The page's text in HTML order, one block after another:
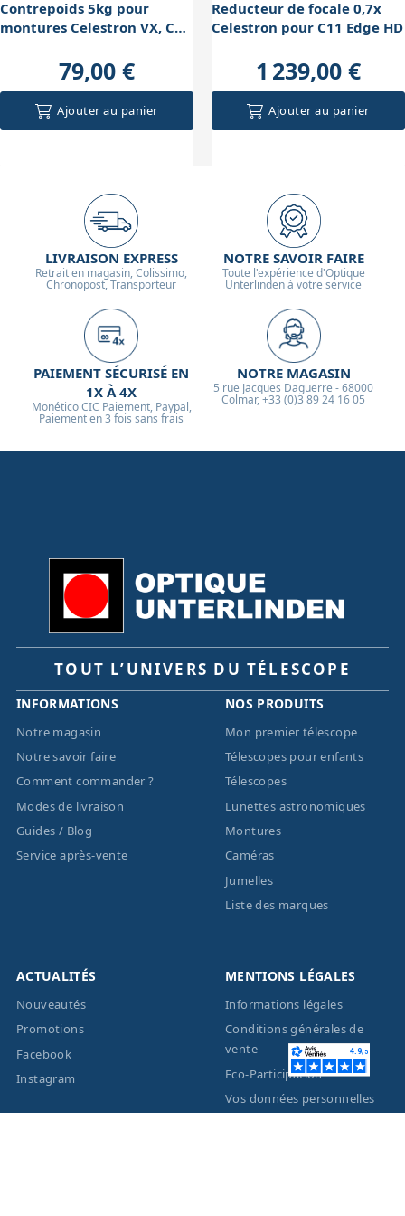
Contrepoids 5kg pour
montures Celestron VX, CG-
79,00 €
Ajouter au panier
Reducteur de focale 0,7x
Celestron pour C11 Edge HD
1 239,00 €
Ajouter au panier
LIVRAISON EXPRESS
Retrait en magasin, Colissimo,
Chronopost, Transporteur
NOTRE SAVOIR FAIRE
Toute l'expérience d'Optique
Unterlinden à votre service
PAIEMENT SÉCURISÉ EN
1X À 4X
Monético CIC Paiement, Paypal,
Paiement en 3 fois sans frais
NOTRE MAGASIN
5 rue Jacques Daguerre - 68000
Colmar, +33 (0)3 89 24 16 05
TOUT L’UNIVERS DU TÉLESCOPE
INFORMATIONS
Notre magasin
Notre savoir faire
Comment commander ?
Modes de livraison
Guides / Blog
Service après-vente
NOS PRODUITS
Mon premier télescope
Télescopes pour enfants
Télescopes
Lunettes astronomiques
Montures
Caméras
Jumelles
Liste des marques
ACTUALITÉS
Nouveautés
Promotions
Facebook
Instagram
MENTIONS LÉGALES
Informations légales
Conditions générales de
vente
Eco-Participation
Vos données personnelles